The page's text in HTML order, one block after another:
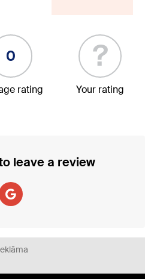
0
rating
?
Your rating
leave a review